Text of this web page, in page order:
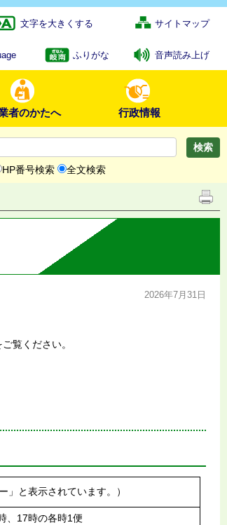
文字を大きくする サイトマップ
ふりがな 音声読み上げ
者のかたへ 行政情報
HP番号検索 全文検索
2026年7月31日
覧ください。
」と表示されています。）
、17時の各時1便